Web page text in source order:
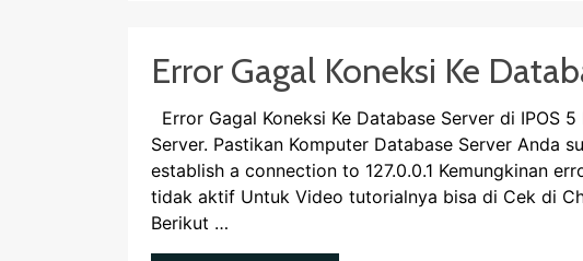
Error Gagal Koneksi Ke
Error Gagal Koneksi Ke Database Server di IPOS
Server. Pastikan Komputer Database Server Anda
establish a connection to 127.0.0.1 Kemungkinan
tidak aktif Untuk Video tutorialnya bisa di Cek di
Berikut …